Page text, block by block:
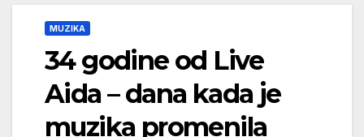
MUZIKA
34 godine od Live
Aida – dana kada je
muzika promenila